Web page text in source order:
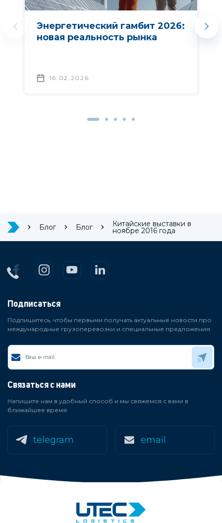
Энергетический гамбит 2026:
новая реальность рынка
16.02.2026
Блог Блог Китайские выставки в
ноябре 2016 года
Подписаться
Подпишитесь, чтобы первыми получать актуальные новости про
международные грузоперевозки и специальные предложения
Связаться с нами
Напишите нам в удобный способ и мы свяжемся с вами в
ближайшее время
telegram email